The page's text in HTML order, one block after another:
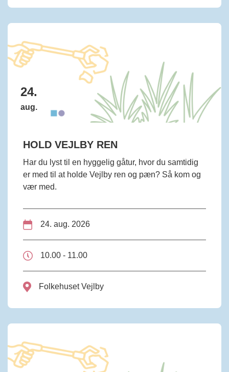
24.
aug.
HOLD VEJLBY REN
Har du lyst til en hyggelig gåtur, hvor du samtidig
er med til at holde Vejlby ren og pæn? Så kom og
vær med.
24. aug. 2026
10.00 - 11.00
Folkehuset Vejlby